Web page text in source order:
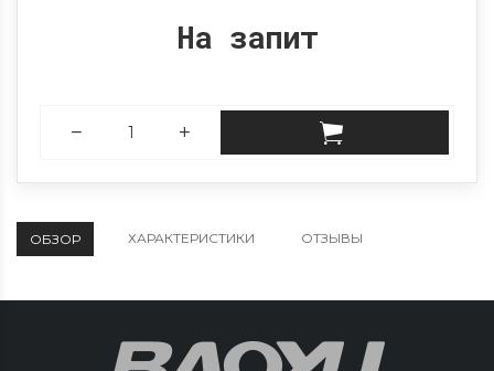
На запит
ОБЗОР ХАРАКТЕРИСТИКИ ОТЗЫВЫ